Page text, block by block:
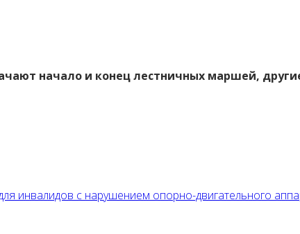
начало и конец лестничных маршей,
инвалидов с нарушением опорно-двигательного